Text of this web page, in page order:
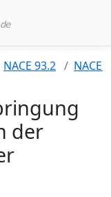
NACE 93.2 NACE
der